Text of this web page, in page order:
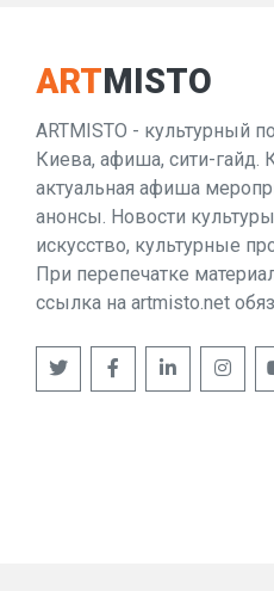
ARTMISTO
ARTMISTO - культурный
Киева, афиша, сити-гайд.
актуальная афиша
анонсы. Новости
искусство, культурные
При перепечатке
ссылка на artmisto.net